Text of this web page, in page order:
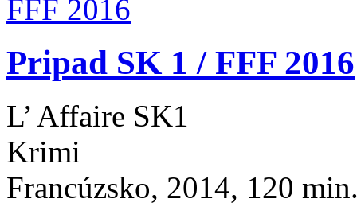
Pripad SK 1 / FFF 2016
L’ Affaire SK1
Krimi
Francúzsko, 2014, 120